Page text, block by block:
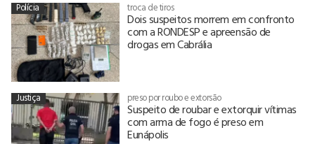
Polícia troca de tiros
Dois suspeitos morrem em confronto
com a RONDESP e apreensão de
drogas em Cabrália
Justiça preso por roubo e extorsão
Suspeito de roubar e extorquir vítimas
com arma de fogo é preso em
Eunápolis